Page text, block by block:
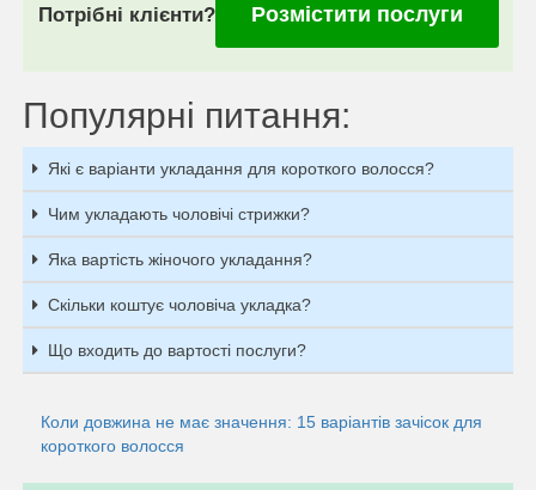
Потрібні клієнти? Розмістити послуги
Популярні питання:
Які є варіанти укладання для короткого волосся?
Чим укладають чоловічі стрижки?
Яка вартість жіночого укладання?
Скільки коштує чоловіча укладка?
Що входить до вартості послуги?
Коли довжина не має значення: 15 варіантів зачісок для
короткого волосся